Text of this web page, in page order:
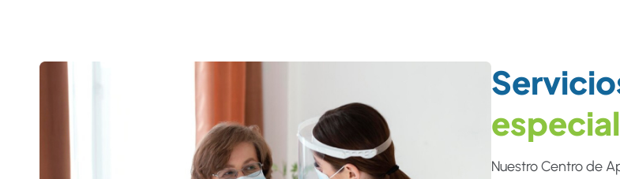
Nuestro Centro de